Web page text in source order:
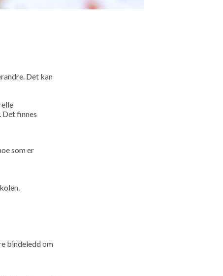
Det kan
Det finnes
som er
bindeledd om